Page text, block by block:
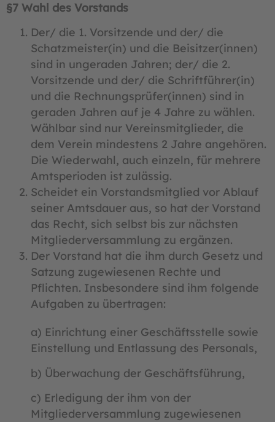
§7 Wahl des Vorstands
Der/ die 1. Vorsitzende und der/ die
Schatzmeister(in) und die Beisitzer(innen)
sind in ungeraden Jahren; der/ die 2.
Vorsitzende und der/ die Schriftführer(in)
und die Rechnungsprüfer(innen) sind in
geraden Jahren auf je 4 Jahre zu wählen.
Wählbar sind nur Vereinsmitglieder, die
dem Verein mindestens 2 Jahre angehören.
Die Wiederwahl, auch einzeln, für mehrere
Amtsperioden ist zulässig.
Scheidet ein Vorstandsmitglied vor Ablauf
seiner Amtsdauer aus, so hat der Vorstand
das Recht, sich selbst bis zur nächsten
Mitgliederversammlung zu ergänzen.
Der Vorstand hat die ihm durch Gesetz und
Satzung zugewiesenen Rechte und
Pflichten. Insbesondere sind ihm folgende
Aufgaben zu übertragen:
a) Einrichtung einer Geschäftsstelle sowie
Einstellung und Entlassung des Personals,
b) Überwachung der Geschäftsführung,
c) Erledigung der ihm von der
Mitgliederversammlung zugewiesenen